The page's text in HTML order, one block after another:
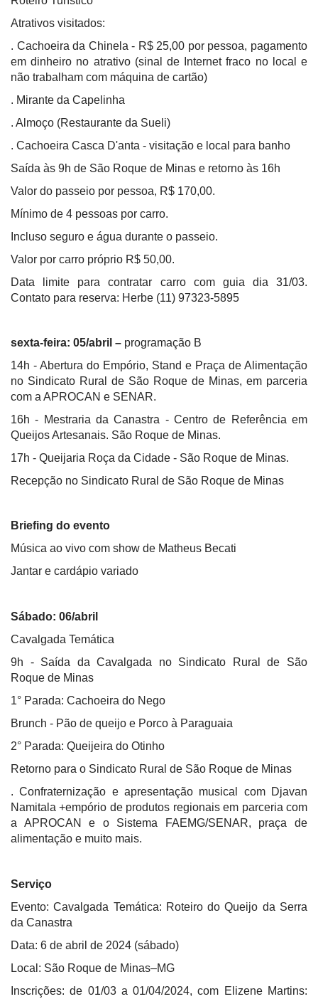
Atrativos visitados:
. Cachoeira da Chinela - R$ 25,00 por pessoa, pagamento
em dinheiro no atrativo (sinal de Internet fraco no local e
não trabalham com máquina de cartão)
. Mirante da Capelinha
. Almoço (Restaurante da Sueli)
. Cachoeira Casca D'anta - visitação e local para banho
Saída às 9h de São Roque de Minas e retorno às 16h
Valor do passeio por pessoa, R$ 170,00.
Mínimo de 4 pessoas por carro.
Incluso seguro e água durante o passeio.
Valor por carro próprio R$ 50,00.
Data limite para contratar carro com guia dia 31/03.
Contato para reserva: Herbe (11) 97323-5895
sexta-feira: 05/abril – programação B
14h - Abertura do Empório, Stand e Praça de Alimentação
no Sindicato Rural de São Roque de Minas, em parceria
com a APROCAN e SENAR.
16h - Mestraria da Canastra - Centro de Referência em
Queijos Artesanais. São Roque de Minas.
17h - Queijaria Roça da Cidade - São Roque de Minas.
Recepção no Sindicato Rural de São Roque de Minas
Briefing do evento
Música ao vivo com show de Matheus Becati
Jantar e cardápio variado
Sábado: 06/abril
Cavalgada Temática
9h - Saída da Cavalgada no Sindicato Rural de São
Roque de Minas
1° Parada: Cachoeira do Nego
Brunch - Pão de queijo e Porco à Paraguaia
2° Parada: Queijeira do Otinho
Retorno para o Sindicato Rural de São Roque de Minas
. Confraternização e apresentação musical com Djavan
Namitala +empório de produtos regionais em parceria com
a APROCAN e o Sistema FAEMG/SENAR, praça de
alimentação e muito mais.
Serviço
Evento: Cavalgada Temática: Roteiro do Queijo da Serra
da Canastra
Data: 6 de abril de 2024 (sábado)
Local: São Roque de Minas–MG
Inscrições: de 01/03 a 01/04/2024, com Elizene Martins: